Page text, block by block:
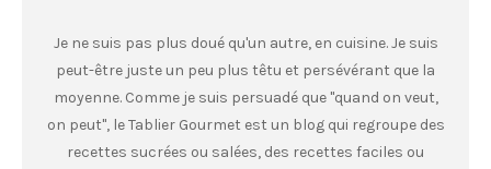
Je ne suis pas plus doué qu'un autre, en cuisine. Je suis
peut-être juste un peu plus têtu et persévérant que la
moyenne. Comme je suis persuadé que "quand on veut,
on peut", le Tablier Gourmet est un blog qui regroupe des
recettes sucrées ou salées, des recettes faciles ou